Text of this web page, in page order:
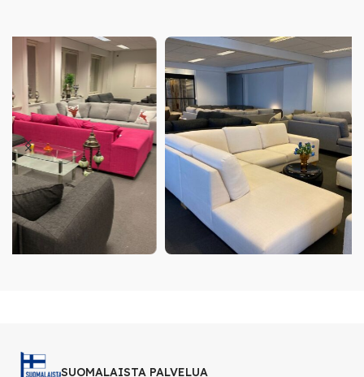
SUOMALAISTA PALVELUA